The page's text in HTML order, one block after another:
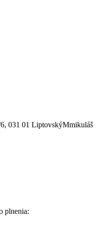
031 01 LiptovskýMmikuláš
plnenia: